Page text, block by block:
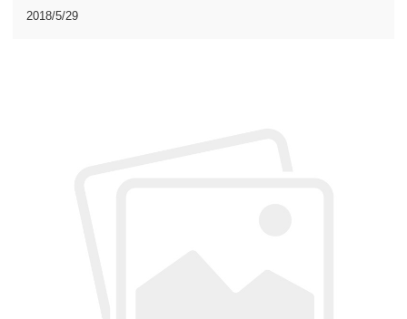
各企业构建了一个贸易交流、宣传营销的平台，为中国水疗
2018/5/29